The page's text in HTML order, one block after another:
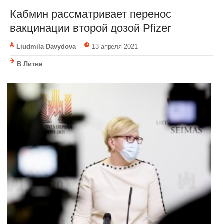
Кабмин рассматривает перенос
вакцинации второй дозой Pfizer
Liudmila Davydova 13 апреля 2021
В Литве